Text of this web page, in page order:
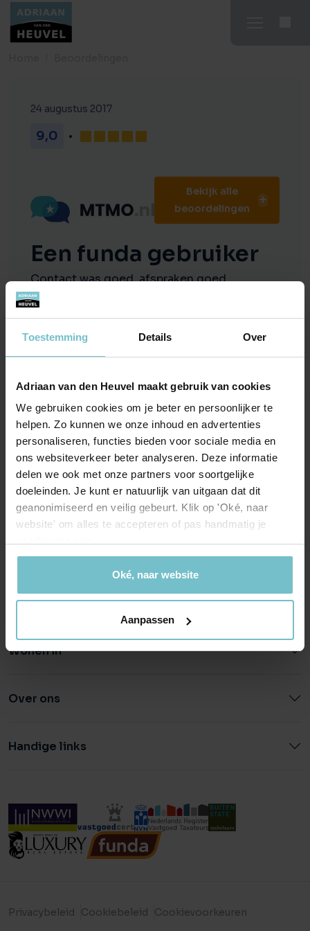
Toestemming Details Over
Adriaan van den Heuvel maakt gebruik van cookies
We gebruiken cookies om je beter en persoonlijker te
helpen. Zo kunnen we onze inhoud en advertenties
personaliseren, functies bieden voor sociale media en
ons websiteverkeer beter analyseren. Deze informatie
delen we ook met onze partners voor soortgelijke
doeleinden. Je kunt er natuurlijk van uitgaan dat dit
geanonimiseerd en veilig gebeurt. Klik op 'Oké, naar
website' om alles te accepteren of pas handmatig je
Oké, naar website
Aanpassen
24 augustus 2017
9,0
Bekijk alle
beoordelingen
Een funda gebruiker
Contact was goed, afspraken goed
nagekomen en de verkoop ging boven
verwachting snel! Erg tevreden dus.
Onze kantoren
Helmond
Hoofdstraat 155
5706 AL Helmond
info@heuvel.nl
0492 - 661 884
Eindhoven
Aalsterweg 134c
5615 CJ Eindhoven
eindhoven@heuvel.nl
040 - 78 20 849
Wonen in
Over ons
Handige links
Privacybeleid Cookiebeleid Cookievoorkeuren